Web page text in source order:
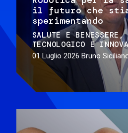
il futuro che
sperimentando
SALUTE E BENESSERE
TECNOLOGICO E
01 Luglio 2026 Bruno